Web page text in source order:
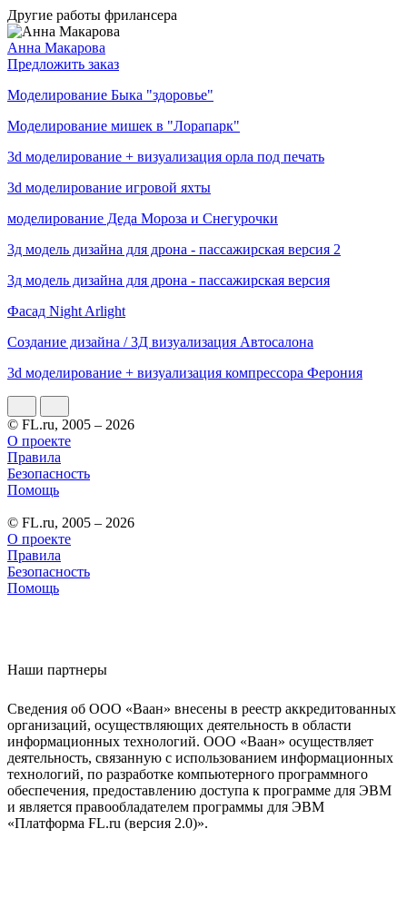
Другие работы фрилансера
Анна Макарова
Предложить заказ
Моделирование Быка "здоровье"
Моделирование мишек в "Лорапарк"
3d моделирование + визуализация орла под печать
3d моделирование игровой яхты
моделирование Деда Мороза и Снегурочки
3д модель дизайна для дрона - пассажирская версия 2
3д модель дизайна для дрона - пассажирская версия
Фасад Night Arlight
Создание дизайна / 3Д визуализация Автосалона
3d моделирование + визуализация компрессора Ферония
© FL.ru, 2005 – 2026
О проекте
Правила
Безопасность
Помощь
© FL.ru, 2005 – 2026
О проекте
Правила
Безопасность
Помощь
Наши партнеры
Сведения об ООО «Ваан» внесены в реестр аккредитованных
организаций, осуществляющих деятельность в области
информационных технологий. ООО «Ваан» осуществляет
деятельность, связанную с использованием информационных
технологий, по разработке компьютерного программного
обеспечения, предоставлению доступа к программе для ЭВМ
и является правообладателем программы для ЭВМ
«Платформа FL.ru (версия 2.0)».